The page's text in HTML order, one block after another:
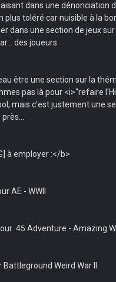
dans une dénonciation
plus toléré car nuisible à la
dans une section de jeux
des joueurs.
être une section sur la
pas là pour <i>"refaire
mais c'est justement une
à employer :</b>
AE - WWII
.45 Adventure - Amazing
Weird War II